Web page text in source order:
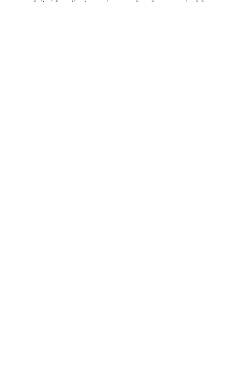
urmărit şi focalizat precis, pe măsură ce se mişcă în